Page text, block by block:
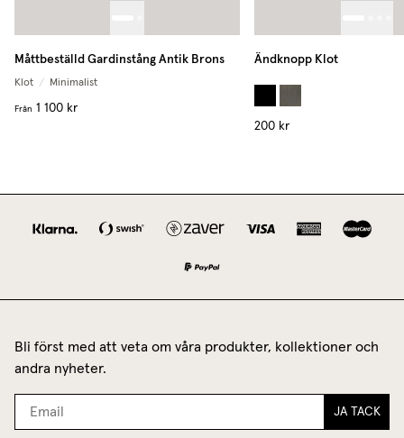
Måttbeställd Gardinstång Antik Brons
Klot / Minimalist
Från 1 100 kr
Ändknopp Klot
200 kr
Bli först med att veta om våra produkter, kollektioner och
andra nyheter.
JA TACK